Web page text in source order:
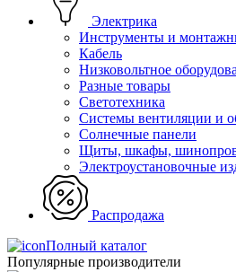
Электрика
Инструменты и
Кабель
Низковольтное
Разные товары
Светотехника
Системы вентиляции и
Солнечные панели
Щиты, шкафы,
Электроустановочные
Распродажа
Полный каталог
Популярные производители